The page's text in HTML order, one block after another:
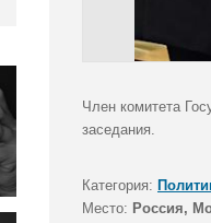
Член комитета
заседания.
Категория:
Место: Россия,